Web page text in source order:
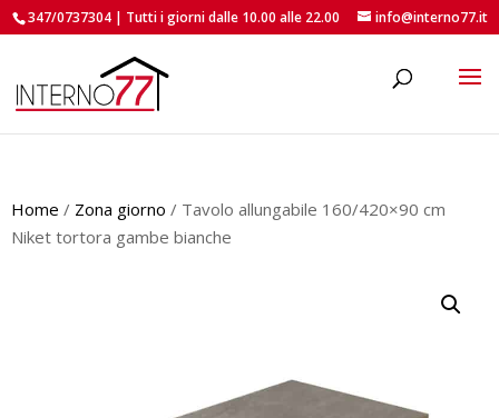
347/0737304 | Tutti i giorni dalle 10.00 alle 22.00 info@interno77.it
Home / Zona giorno / Tavolo allungabile 160/420×90 cm
Niket tortora gambe bianche